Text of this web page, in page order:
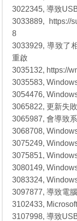
3022345, 導致
3033889, https://
8
3033929, 導致了
重啟
3035132, https://
3035583,
3054476,
3065822, 更新失敗
3065987, 會導致
3068708,
3075249,
3075851,
3080149,
3083324,
3097877, 導致電
3102433,
3107998, 導致